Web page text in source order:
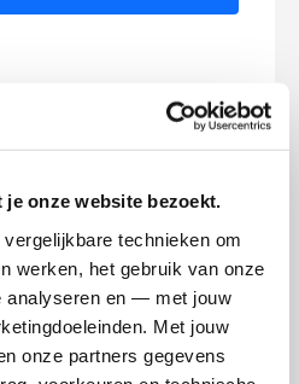
je onze website bezoekt.
technieken om
werken, het gebruik van onze
analyseren en — met jouw
Met jouw
onze partners gegevens